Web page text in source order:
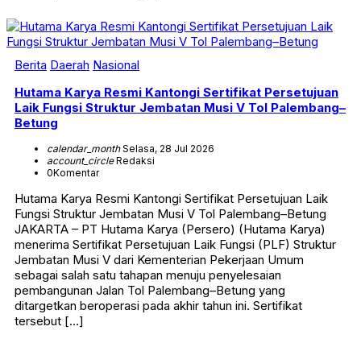
Berita Daerah Nasional
Hutama Karya Resmi Kantongi Sertifikat Persetujuan
Laik Fungsi Struktur Jembatan Musi V Tol Palembang–
Betung
calendar_monthSelasa, 28 Jul 2026
account_circleRedaksi
0Komentar
Hutama Karya Resmi Kantongi Sertifikat Persetujuan Laik
Fungsi Struktur Jembatan Musi V Tol Palembang–Betung
JAKARTA – PT Hutama Karya (Persero) (Hutama Karya)
menerima Sertifikat Persetujuan Laik Fungsi (PLF) Struktur
Jembatan Musi V dari Kementerian Pekerjaan Umum
sebagai salah satu tahapan menuju penyelesaian
pembangunan Jalan Tol Palembang–Betung yang
ditargetkan beroperasi pada akhir tahun ini. Sertifikat
tersebut […]